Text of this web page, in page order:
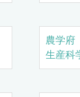
農学
生産科